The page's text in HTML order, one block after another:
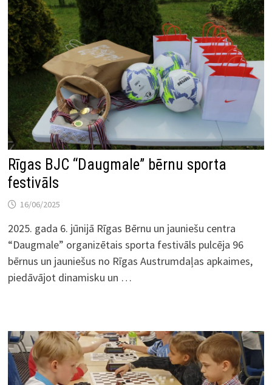
Rīgas BJC “Daugmale” bērnu sporta
festivāls
16/06/2025
2025. gada 6. jūnijā Rīgas Bērnu un jauniešu centra
“Daugmale” organizētais sporta festivāls pulcēja 96
bērnus un jauniešus no Rīgas Austrumdaļas apkaimes,
piedāvājot dinamisku un …